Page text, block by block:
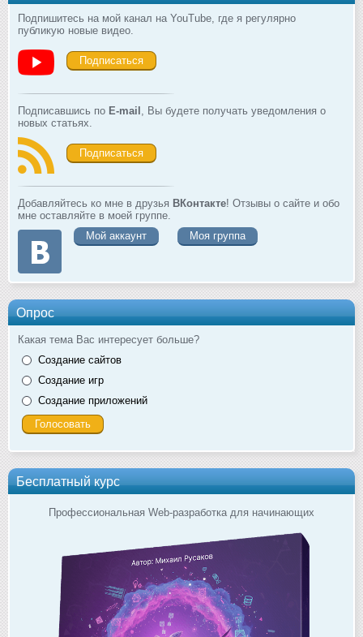
Подпишитесь на мой канал на YouTube, где я регулярно
публикую новые видео.
Подписаться
Подписавшись по E-mail
, Вы будете получать уведомления о
новых статьях.
Подписаться
Добавляйтесь ко мне в друзья ВКонтакте! Отзывы о сайте и обо
мне оставляйте в моей группе.
Мой аккаунт
Моя группа
Опрос
Какая тема Вас интересует больше?
Создание сайтов
Создание игр
Создание приложений
Бесплатный курс
Профессиональная Web-разработка для начинающих